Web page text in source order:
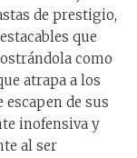
de prestigio,
que
como
atrapa a los
de sus
inofensiva y
al ser